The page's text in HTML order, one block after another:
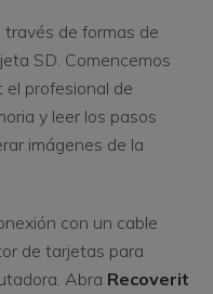
través de formas de
SD. Comencemos
el profesional de
y leer los pasos
imágenes de la
con un cable
de tarjetas para
Abra Recoverit